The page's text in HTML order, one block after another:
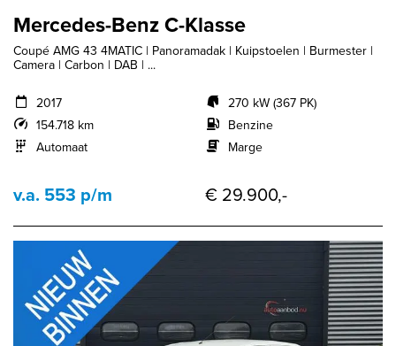
Mercedes-Benz C-Klasse
Coupé AMG 43 4MATIC | Panoramadak | Kuipstoelen | Burmester |
Camera | Carbon | DAB | ...
2017
154.718 km
Automaat
270 kW (367 PK)
Benzine
Marge
v.a. 553 p/m € 29.900,-